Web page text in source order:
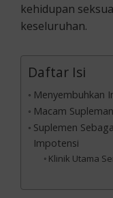
kehidupan
keseluruhan.
Daftar Isi
Menyembuhkan
Macam
Suplemen
Impotensi
Klinik Utama